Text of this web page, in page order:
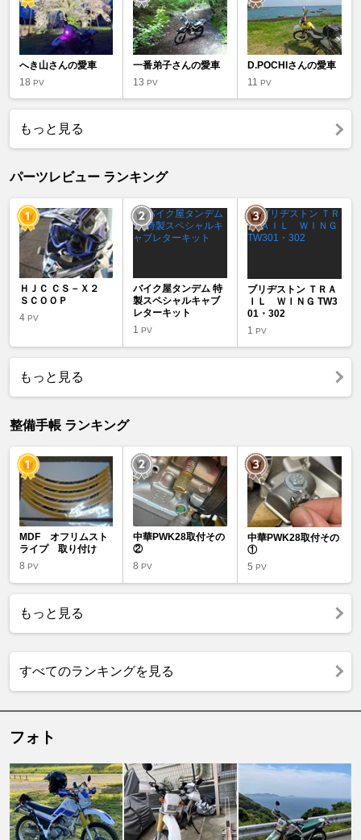
へき山さんの愛車
18 PV
一番弟子さんの愛車
13PV
D.POCHIさんの愛車
11 PV
もっと見る
パーツレビュー ランキング
ＨＪＣ ＣＳ－Ｘ２
ＳＣＯＯＰ
4 PV
バイク屋タンデム 特
製スペシャルキャブ
レターキット
1PV
ブリヂストン ＴＲＡ
ＩＬ ＷＩＮＧ TW3
01・302
1 PV
もっと見る
整備手帳 ランキング
MDF オフリムスト
ライプ 取り付け
8 PV
中華PWK28取付その
②
8PV
中華PWK28取付その
①
5 PV
もっと見る
すべてのランキングを見る
フォト